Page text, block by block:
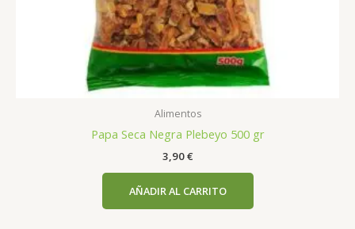
Alimentos
Papa Seca Negra Plebeyo 500 gr
3,90€
AÑADIR AL CARRITO